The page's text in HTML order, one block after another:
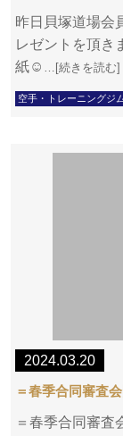
昨日貝塚道場会
レゼントを頂き
紙☺ …[続きを読む]
空手・トレーニングジ
2024.03.20
＝春季合同審査
＝春季合同審